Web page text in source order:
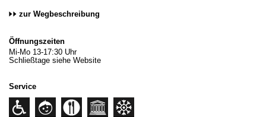
zur Wegbeschreibung
Öffnungszeiten
Mi-Mo 13-17:30 Uhr
Schließtage siehe Website
Service